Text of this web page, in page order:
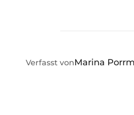
Verfasst vonMarina